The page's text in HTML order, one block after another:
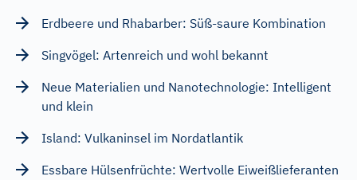
Erdbeere und Rhabarber: Süß-saure Kombination
Singvögel: Artenreich und wohl bekannt
Neue Materialien und Nanotechnologie: Intelligent
und klein
Island: Vulkaninsel im Nordatlantik
Essbare Hülsenfrüchte: Wertvolle Eiweißlieferanten